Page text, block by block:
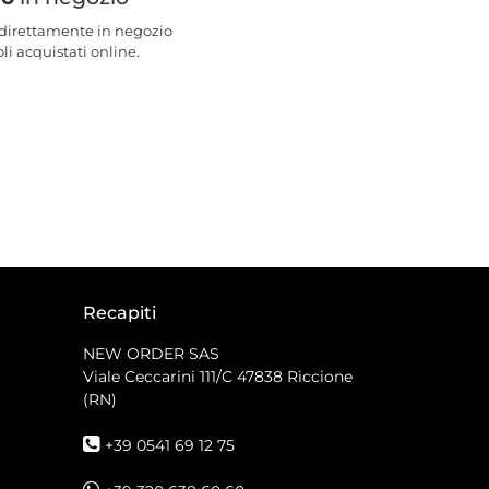
in negozio
acquistati online.
Recapiti
NEW ORDER SAS
Viale Ceccarini 111/C 47838 Riccione
(RN)
+39 0541 69 12 75